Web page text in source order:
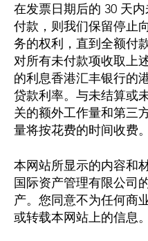
在发票日期后的 30 天
付款，则我们保留停止
务的权利，直到全额付
对所有未付款项收取上
的利息香港汇丰银行的
贷款利率。与未结算或
关的额外工作量和第三
量将按花费的时间收费。
本网站所显示的内容和
国际资产管理有限公司
产。您同意不为任何商
或转载本网站上的信息。